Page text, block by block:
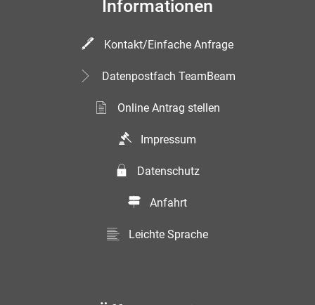
Informationen
Kontakt/Einfache Anfrage
Datenpostfach TeamBeam
Online Antrag stellen
Impressum
Datenschutz
Anfahrt
Leichte Sprache